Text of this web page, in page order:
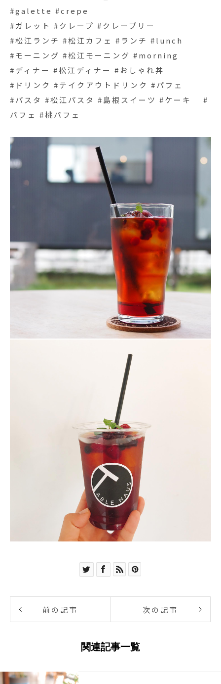
#galette #crepe
#ガレット #クレープ #クレープリー
#松江ランチ #松江カフェ #ランチ #lunch
#モーニング #松江モーニング #morning
#ディナー #松江ディナー #おしゃれ丼
#ドリンク #テイクアウトドリンク #パフェ
#パスタ #松江パスタ #島根スイーツ #ケーキ #
パフェ #桃パフェ
前の記事 次の記事
関連記事一覧